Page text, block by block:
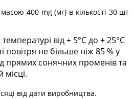
400 mg (мг) в кількості 30 шт
від + 5°С до + 25°С
повітря не більше ніж 85 % у
прямих сонячних променів та
місці.
від дати виробництва.